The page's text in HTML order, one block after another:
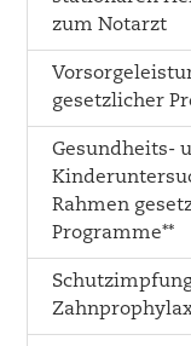
zum Notarzt
gesetzlicher
Gesundheits-
Rahmen
Programme**